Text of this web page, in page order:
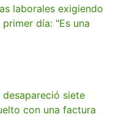
laborales exigiendo
día: "Es una
siete
con una factura